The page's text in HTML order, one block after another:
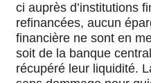
ci auprès d’institutions
refinancées, aucun
financière ne sont en
soit de la banque
récupéré leur liquidité.